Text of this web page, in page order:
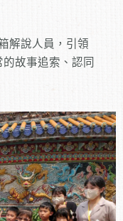
解說人員，引領
故事追索、認同